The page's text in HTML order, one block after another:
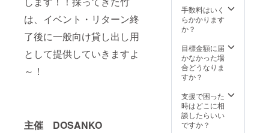
は、イベント・リターン終
了後に一般向け貸し出し用
として提供していきますよ
～！
主催 DOSANKO
ますの
で、経
験のな
も安心
して楽
しんで
いただ
す！竹
は１本
の長さ
が３m
手数料はいく
らかかります
か？
目標金額に届
かなかった場
合どうなりま
すか？
支援で困った
時はどこに相
談したらいい
ですか？